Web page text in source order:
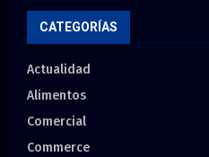
CATEGORÍAS
Actualidad
Alimentos
Comercial
Commerce